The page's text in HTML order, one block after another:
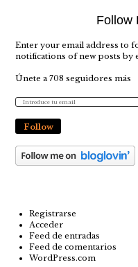
Follow
Enter your email address to
notifications of new posts by
Únete a 708 seguidores más
Follow
Registrarse
Acceder
Feed de entradas
Feed de comentarios
WordPress.com